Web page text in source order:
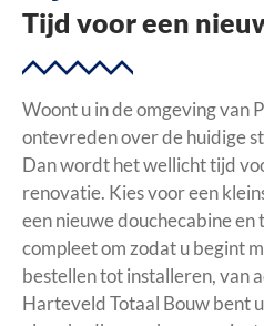
Tijd voor een
Woont u in de omgeving van
ontevreden over de huidige
Dan wordt het wellicht tijd
renovatie. Kies voor een
een nieuwe douchecabine en
compleet om zodat u begint
bestellen tot installeren, van
Harteveld Totaal Bouw bent